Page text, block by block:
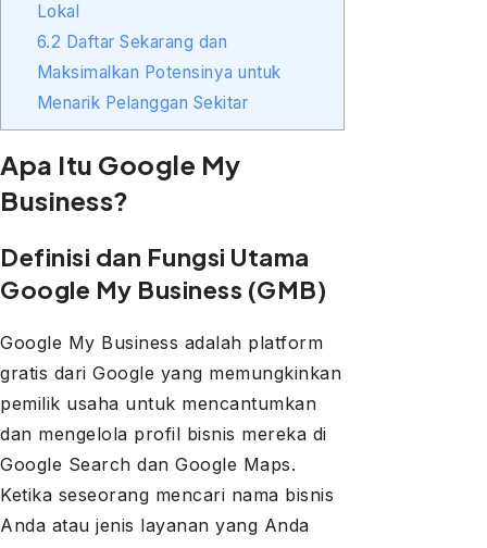
Lokal
6.2 Daftar Sekarang dan
Maksimalkan Potensinya untuk
Menarik Pelanggan Sekitar
Apa Itu Google My
Business?
Definisi dan Fungsi Utama
Google My Business (GMB)
Google My Business adalah platform
gratis dari Google yang memungkinkan
pemilik usaha untuk mencantumkan
dan mengelola profil bisnis mereka di
Google Search dan Google Maps.
Ketika seseorang mencari nama bisnis
Anda atau jenis layanan yang Anda